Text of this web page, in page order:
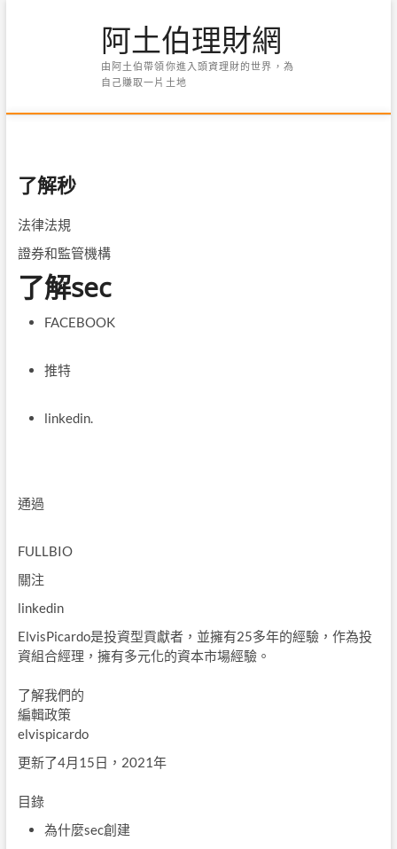
阿土伯理財網
由阿土伯帶領你進入頭資理財的世界，為
自己賺取一片土地
了解秒
法律法規
證券和監管機構
了解sec
FACEBOOK
推特
linkedin.
通過
FULLBIO
關注
linkedin
ElvisPicardo是投資型貢獻者，並擁有25多年的經驗，作為投
資組合經理，擁有多元化的資本市場經驗。
了解我們的
編輯政策
elvispicardo
更新了4月15日，2021年
目錄
為什麼sec創建